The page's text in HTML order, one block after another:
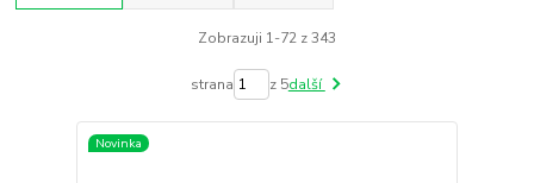
Zobrazuji 1-72 z 343
strana z 5další
Novinka